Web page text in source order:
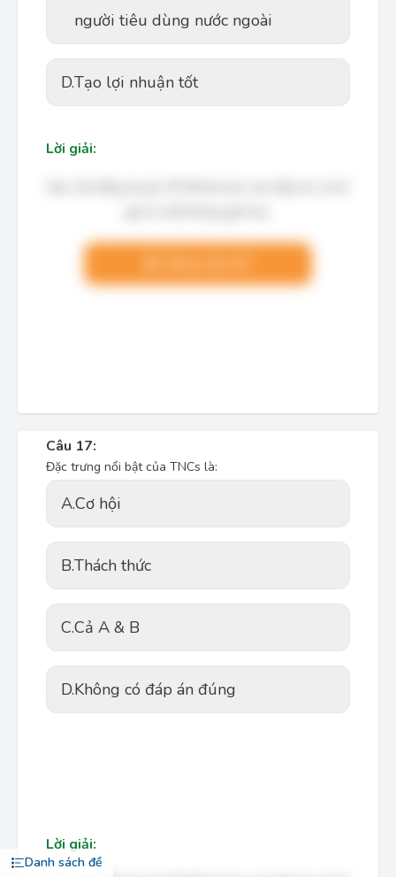
Danh sách đề
người tiêu dùng nước ngoài
D.Tạo lợi nhuận tốt
Lời giải:
Câu 17:
Đặc trưng nổi bật của TNCs là:
A.Cơ hội
B.Thách thức
C.Cả A & B
D.Không có đáp án đúng
Lời giải: